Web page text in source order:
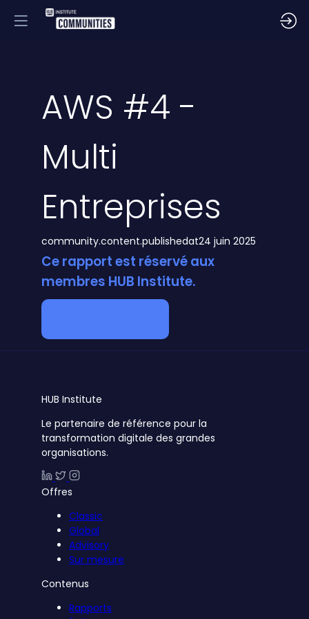
AWS #4 -
Multi
Entreprises
community.content.publishedat24 juin 2025
Ce rapport est réservé aux
membres HUB Institute.
HUB Institute
Le partenaire de référence pour la
transformation digitale des grandes
organisations.
Offres
Classic
Global
Advisory
Sur mesure
Contenus
Rapports